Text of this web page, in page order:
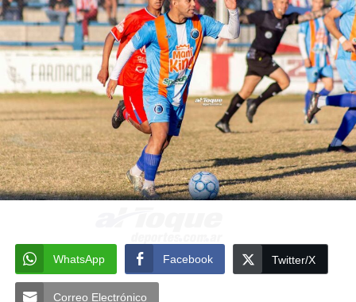
WhatsApp Facebook Twitter/X
Correo Electrónico